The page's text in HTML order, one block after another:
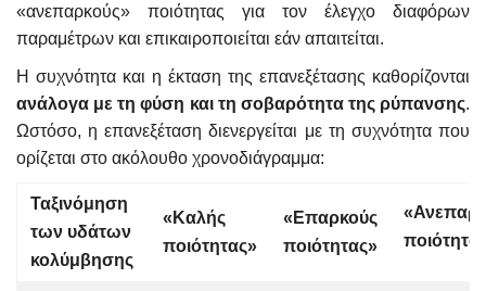
«ανεπαρκούς» ποιότητας για τον έλεγχο διαφόρων
παραμέτρων και επικαιροποιείται εάν απαιτείται.
Η συχνότητα και η έκταση της επανεξέτασης καθορίζονται
ανάλογα με τη φύση και τη σοβαρότητα της ρύπανσης.
Ωστόσο, η επανεξέταση διενεργείται με τη συχνότητα που
ορίζεται στο ακόλουθο χρονοδιάγραμμα:
Ταξινόμηση
των υδάτων
κολύμβησης
«Καλής
ποιότητας»
«Επαρκούς
ποιότητας»